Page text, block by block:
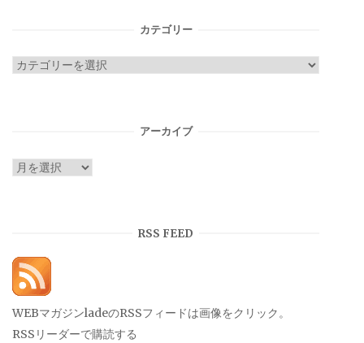
カテゴリー
カ
アーカイブ
ア
RSS FEED
WEBマガジンladeのRSSフィードは画像をクリック。
RSSリーダーで購読する